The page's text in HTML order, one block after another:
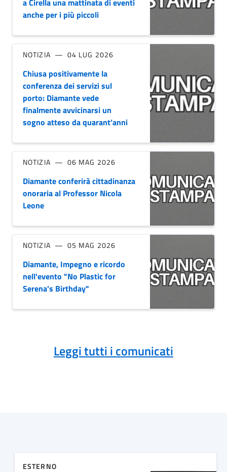
a Cirella una mattinata di eventi
anche per i più piccoli
NOTIZIA 04 LUG 2026
Chiusa positivamente la
conferenza dei servizi sul
porto: Diamante vede
finalmente avvicinarsi un
sogno atteso da quarant’anni
NOTIZIA 06 MAG 2026
Diamante conferirà cittadinanza
onoraria al Professor Nicola
Leone
NOTIZIA 05 MAG 2026
Diamante, Impegno e ricordo
nell'evento "No Plastic for
Serena's Birthday"
Leggi tutti i comunicati
ESTERNO